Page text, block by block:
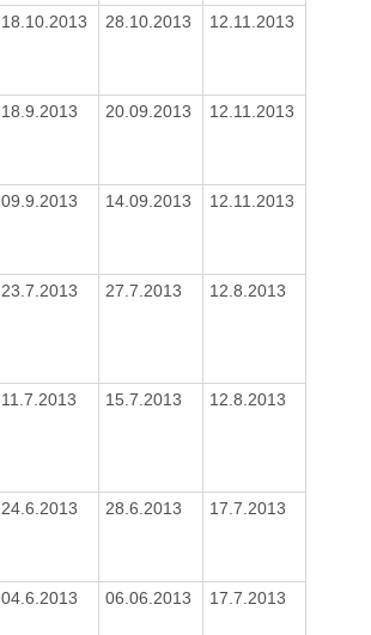
18.10.2013 28.10.2013 12.11.2013
18.9.2013 20.09.2013 12.11.2013
09.9.2013 14.09.2013 12.11.2013
23.7.2013 27.7.2013 12.8.2013
11.7.2013 15.7.2013 12.8.2013
24.6.2013 28.6.2013 17.7.2013
04.6.2013 06.06.2013 17.7.2013